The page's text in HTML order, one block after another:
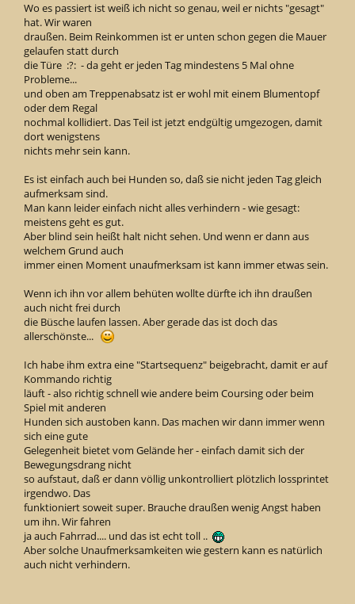
Wo es passiert ist weiß ich nicht so genau, weil er nichts "gesagt"
hat. Wir waren
draußen. Beim Reinkommen ist er unten schon gegen die Mauer
gelaufen statt durch
die Türe :?: - da geht er jeden Tag mindestens 5 Mal ohne
Probleme...
und oben am Treppenabsatz ist er wohl mit einem Blumentopf
oder dem Regal
nochmal kollidiert. Das Teil ist jetzt endgültig umgezogen, damit
dort wenigstens
nichts mehr sein kann.
Es ist einfach auch bei Hunden so, daß sie nicht jeden Tag gleich
aufmerksam sind.
Man kann leider einfach nicht alles verhindern - wie gesagt:
meistens geht es gut.
Aber blind sein heißt halt nicht sehen. Und wenn er dann aus
welchem Grund auch
immer einen Moment unaufmerksam ist kann immer etwas sein.
Wenn ich ihn vor allem behüten wollte dürfte ich ihn draußen
auch nicht frei durch
die Büsche laufen lassen. Aber gerade das ist doch das
allerschönste...
Ich habe ihm extra eine "Startsequenz" beigebracht, damit er auf
Kommando richtig
läuft - also richtig schnell wie andere beim Coursing oder beim
Spiel mit anderen
Hunden sich austoben kann. Das machen wir dann immer wenn
sich eine gute
Gelegenheit bietet vom Gelände her - einfach damit sich der
Bewegungsdrang nicht
so aufstaut, daß er dann völlig unkontrolliert plötzlich lossprintet
irgendwo. Das
funktioniert soweit super. Brauche draußen wenig Angst haben
um ihn. Wir fahren
ja auch Fahrrad.... und das ist echt toll ..
Aber solche Unaufmerksamkeiten wie gestern kann es natürlich
auch nicht verhindern.